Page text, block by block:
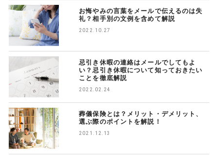
お悔やみの言葉をメールで伝えるのは失
礼？相手別の文例を含めて解説
2022.10.27
忌引き休暇の連絡はメールでしてもよ
い？忌引き休暇について知っておきたい
ことを徹底解説
2022.02.24
葬儀保険とは？メリット・デメリット、
選ぶ際のポイントを解説！
2021.12.13